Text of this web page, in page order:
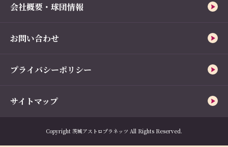
会社概要・球団情報
お問い合わせ
プライバシーポリシー
サイトマップ
Copyright 茨城アストロプラネッツ All Rights Reserved.